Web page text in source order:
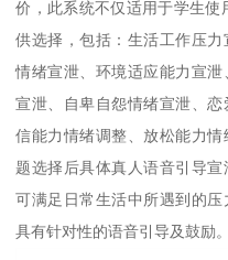
价，此系统不仅适用于学生
供选择，包括：生活工作压
情绪宣泄、环境适应能力宣
宣泄、自卑自怨情绪宣泄、
信能力情绪调整、放松能力
题选择后具体真人语音引导宣
可满足日常生活中所遇到的
具有针对性的语音引导及鼓励。